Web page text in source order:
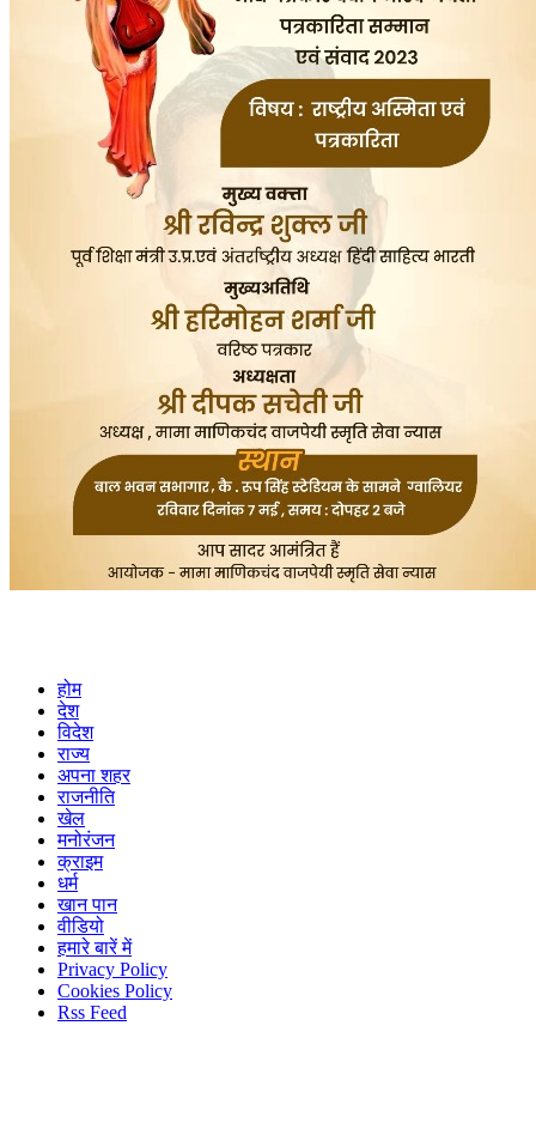
होम
देश
विदेश
राज्य
अपना शहर
राजनीति
खेल
मनोरंजन
क्राइम
धर्म
खान पान
वीडियो
हमारे बारें में
Privacy Policy
Cookies Policy
Rss Feed